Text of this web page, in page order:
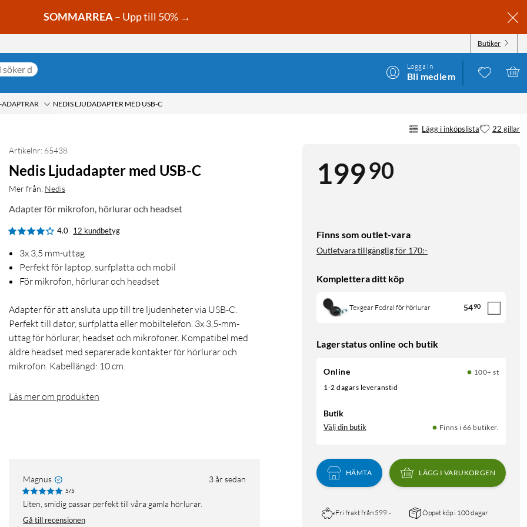
SOMMARREA– Upp till 50% →
Butiker
Logga in
Bli medlem
ADAPTRAR NEDIS LJUDADAPTER MED USB-C
Lägg i inköpslista 22 gillar
19990
Finns som outlet-vara
Outletvara tillgänglig för 170:-
Komplettera ditt köp
Texgear Fodral för hörlurar 5490
Lagerstatus online och butik
Online
100+ st
1-2 dagars leveranstid
Butik
Välj din butik Finns i 66 butiker.
HÄMTA LÄGG I VARUKORGEN
Fri frakt från 599:- Öppet köp i 100 dagar
Artikelnr: 65438
Nedis Ljudadapter med USB-C
Mer från: Nedis
Adapter för mikrofon, hörlurar och headset
4.0 12 kundbetyg
3x 3,5 mm-uttag
Perfekt för laptop, surfplatta och mobil
För mikrofon, hörlurar och headset
Adapter för att ansluta upp till tre ljudenheter via USB-C.
Perfekt till dator, surfplatta eller mobiltelefon. 3x 3,5-mm-
uttag för hörlurar, headset och mikrofoner. Kompatibel med
äldre headset med separerade kontakter för hörlurar och
mikrofon. Kabellängd: 10 cm.
Läs mer om produkten
Magnus 3 år sedan
5/5
Liten, smidig passar perfekt till våra gamla hörlurar.
Gå till recensionen